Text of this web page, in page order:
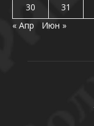
30
31
« Апр
Июн »